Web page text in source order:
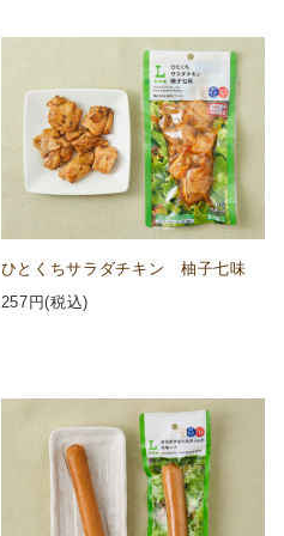
ひとくちサラダチキン 柚子七味
257 円(税込)